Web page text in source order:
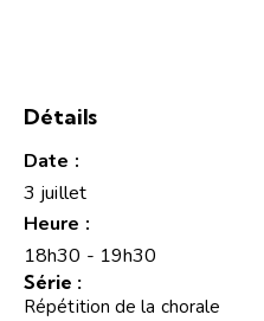
Détails
Date :
3 juillet
Heure :
18h30 - 19h30
Série :
Répétition de la chorale